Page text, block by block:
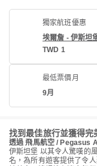
獨家航班優惠
埃爾詹 - 伊斯坦
TWD 1
最低票價月
9月
找到最佳旅行並獲得完
透過 飛馬航空 / Pegasus
伊斯坦堡 以其令人驚嘆的
名，為所有遊客提供了令